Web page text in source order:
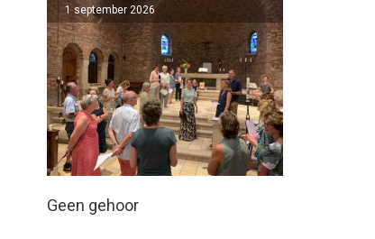
Geen gehoor
1 september 2026